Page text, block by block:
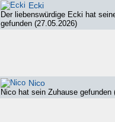
Ecki
Der liebenswürdige Ecki hat
gefunden (27.05.2026)
Nico
Nico hat sein Zuhause gefunden